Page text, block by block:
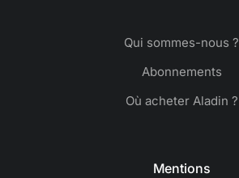
Qui sommes-nous ?
Abonnements
Où acheter Aladin ?
Mentions